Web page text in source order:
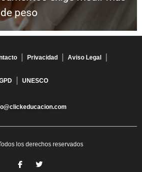
peso
Privacidad Aviso Legal
UNESCO
los derechos reservados